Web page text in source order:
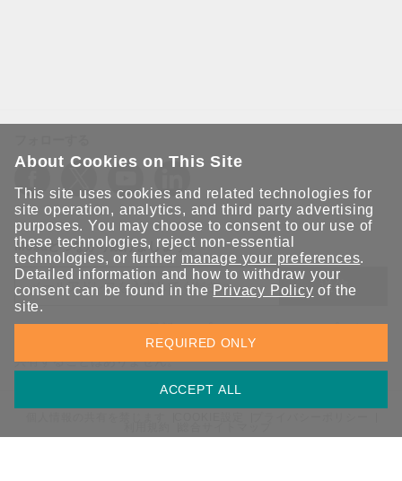
Moxaとつながり続けましょう！
送信
Moxaソリューションの最新アップデートにサインアップしま
す。 Moxaではプライバシーを尊重しており、メールを他の人と
共有することはありません。
About Cookies on This Site
This site uses cookies and related technologies for
site operation, analytics, and third party advertising
purposes. You may choose to consent to our use of
these technologies, reject non-essential
technologies, or further manage your preferences.
Detailed information and how to withdraw your
consent can be found in the Privacy Policy of the
site.
ACCEPT ALL
REQUIRED ONLY